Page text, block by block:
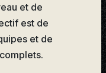
et de
est de
et de